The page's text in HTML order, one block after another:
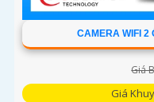
CAMERA WIFI 2
Giá
Giá